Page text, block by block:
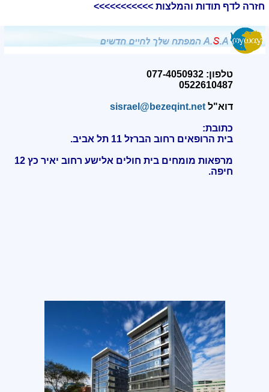
חזרה לדף תודות והמלצות >>>>>>>>>>>
טלפון: 077-4050932
0522610487
דוא"לsisrael@bezeqint.net
כתובת:
בית הרופאים רחוב הברזל 11 תל אביב.
מרפאות מומחים בית חולים אלישע רחוב יאיר כץ 12
חיפה.